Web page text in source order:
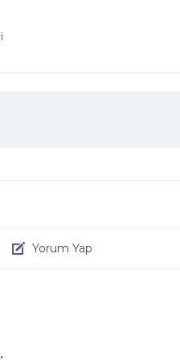
Yorum Yap